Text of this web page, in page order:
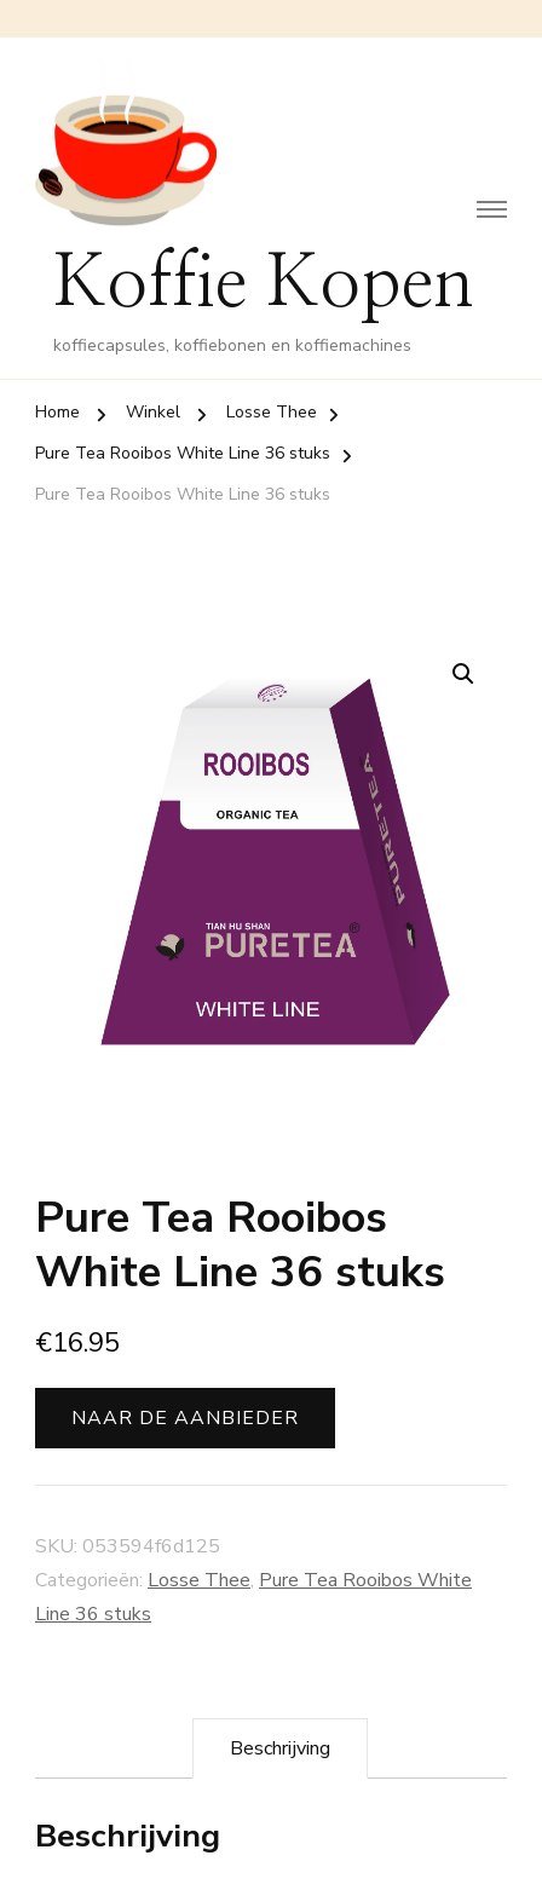
Koffie Kopen
koffiecapsules, koffiebonen en koffiemachines
Home Winkel
Losse Thee
Pure Tea Rooibos White Line 36 stuks
Pure Tea Rooibos White Line 36 stuks
Pure Tea Rooibos
White Line 36 stuks
€16.95
NAAR DE AANBIEDER
SKU: 053594f6d125
Categorieën: Losse Thee, Pure Tea Rooibos White
Line 36 stuks
Beschrijving
Beschrijving